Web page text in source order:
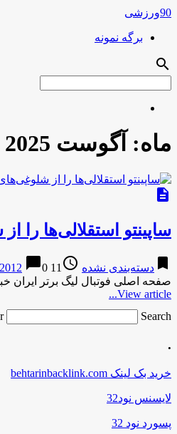
90ورزشی
برگه نمونه
search
ماه: آگوست 2025
description
ساپینتو استقلالی‌ها
bookmark دسته‌بندی نشده access_time
11 months ago
chat_bubble0
صفحه اصلی فوتبال لیگ برتر ایران خبر: ۵۱۸٬۴۱۷ ساپینتو استقلالی‌ها را از شلوغی‌های جزیره خارج می‌کند! استقلالی‌ها با تاکید
View article...
Search …
.
خرید بک لینک behtarinbacklink.com
لایسنس نود32
پسورد نود 32